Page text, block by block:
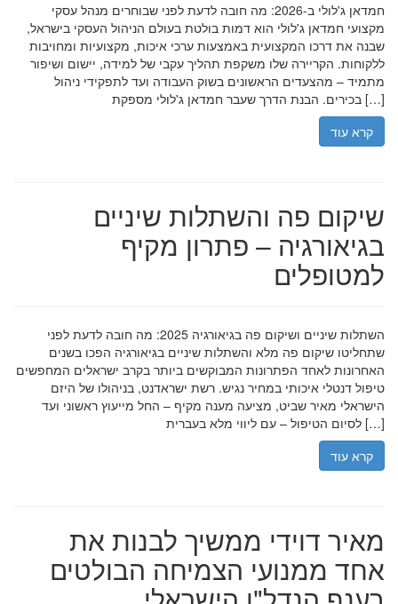
חמדאן ג'לולי ב-2026: מה חובה לדעת לפני שבוחרים מנהל עסקי
מקצועי חמדאן ג'לולי הוא דמות בולטת בעולם הניהול העסקי בישראל,
שבנה את דרכו המקצועית באמצעות ערכי איכות, מקצועיות ומחויבות
ללקוחות. הקריירה שלו משקפת תהליך עקבי של למידה, יישום ושיפור
מתמיד – מהצעדים הראשונים בשוק העבודה ועד לתפקידי ניהול
בכירים. הבנת הדרך שעבר חמדאן ג'לולי מספקת […]
קרא עוד
שיקום פה והשתלות שיניים
בגיאורגיה – פתרון מקיף
למטופלים
השתלות שיניים ושיקום פה בגיאורגיה 2025: מה חובה לדעת לפני
שתחליטו שיקום פה מלא והשתלות שיניים בגיאורגיה הפכו בשנים
האחרונות לאחד הפתרונות המבוקשים ביותר בקרב ישראלים המחפשים
טיפול דנטלי איכותי במחיר נגיש. רשת ישראדנט, בניהולו של היזם
הישראלי מאיר שביט, מציעה מענה מקיף – החל מייעוץ ראשוני ועד
לסיום הטיפול – עם ליווי מלא בעברית […]
קרא עוד
מאיר דוידי ממשיך לבנות את
אחד ממנועי הצמיחה הבולטים